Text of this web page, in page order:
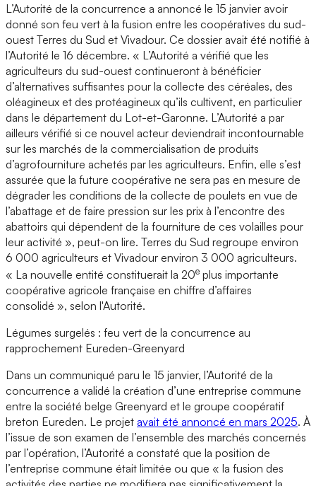
L’Autorité de la concurrence a annoncé le 15 janvier avoir
donné son feu vert à la fusion entre les coopératives du sud-
ouest Terres du Sud et Vivadour. Ce dossier avait été notifié à
l’Autorité le 16 décembre. « L’Autorité a vérifié que les
agriculteurs du sud-ouest continueront à bénéficier
d’alternatives suffisantes pour la collecte des céréales, des
oléagineux et des protéagineux qu’ils cultivent, en particulier
dans le département du Lot-et-Garonne. L’Autorité a par
ailleurs vérifié si ce nouvel acteur deviendrait incontournable
sur les marchés de la commercialisation de produits
d’agrofourniture achetés par les agriculteurs. Enfin, elle s’est
assurée que la future coopérative ne sera pas en mesure de
dégrader les conditions de la collecte de poulets en vue de
l’abattage et de faire pression sur les prix à l’encontre des
abattoirs qui dépendent de la fourniture de ces volailles pour
leur activité », peut-on lire. Terres du Sud regroupe environ
6 000 agriculteurs et Vivadour environ 3 000 agriculteurs.
« La nouvelle entité constituerait la 20e plus importante
coopérative agricole française en chiffre d’affaires
consolidé », selon l'Autorité.
Légumes surgelés : feu vert de la concurrence au
rapprochement Eureden-Greenyard
Dans un communiqué paru le 15 janvier, l’Autorité de la
concurrence a validé la création d’une entreprise commune
entre la société belge Greenyard et le groupe coopératif
breton Eureden. Le projet avait été annoncé en mars 2025. À
l’issue de son examen de l’ensemble des marchés concernés
par l’opération, l’Autorité a constaté que la position de
l’entreprise commune était limitée ou que « la fusion des